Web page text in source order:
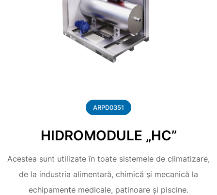
ARPD0351
HIDROMODULE „HC”
Acestea sunt utilizate în toate sistemele de climatizare,
de la industria alimentară, chimică și mecanică la
echipamente medicale, patinoare și piscine.